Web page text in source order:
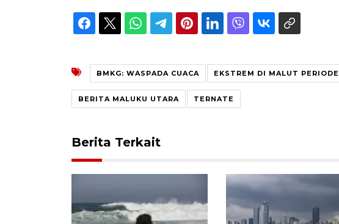
BMKG: WASPADA CUACA EKSTREM DI MALUT PERIODE
BERITA MALUKU UTARA TERNATE
Berita Terkait